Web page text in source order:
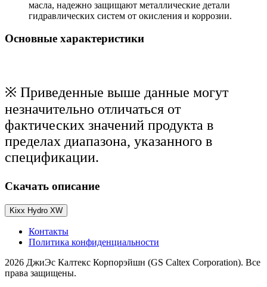
масла, надежно защищают металлические детали
гидравлических систем от окисления и коррозии.
Основные характеристики
※ Приведенные выше данные могут
незначительно отличаться от
фактических значений продукта в
пределах диапазона, указанного в
спецификации.
Скачать описание
Kixx Hydro XW
Контакты
Политика конфиденциальности
2026 ДжиЭс Калтекс Корпорэйшн (GS Caltex Corporation). Все
права защищены.